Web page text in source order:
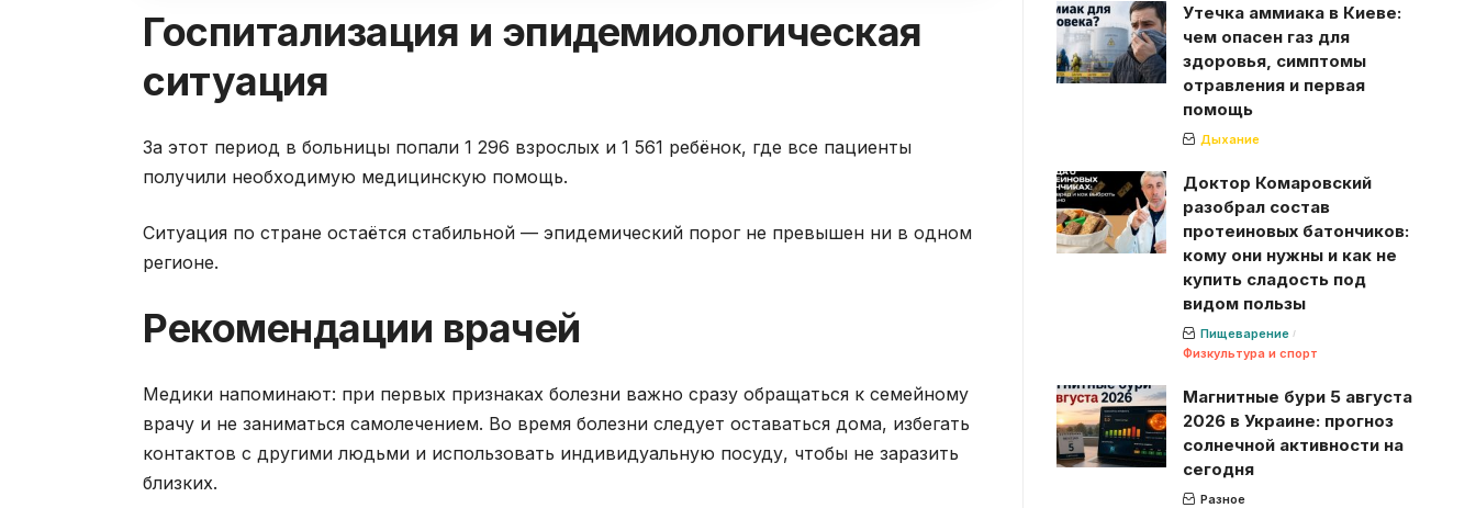
Госпитализация и эпидемиологическая
ситуация
За этот период в больницы попали 1 296 взрослых и 1 561 ребёнок, где все пациенты
получили необходимую медицинскую помощь.
Ситуация по стране остаётся стабильной — эпидемический порог не превышен ни в одном
регионе.
Рекомендации врачей
Медики напоминают: при первых признаках болезни важно сразу обращаться к семейному
врачу и не заниматься самолечением. Во время болезни следует оставаться дома, избегать
контактов с другими людьми и использовать индивидуальную посуду, чтобы не заразить
близких.
Утечка аммиака в Киеве:
чем опасен газ для
здоровья, симптомы
отравления и первая
помощь
Дыхание
Доктор Комаровский
разобрал состав
протеиновых батончиков:
кому они нужны и как не
купить сладость под
видом пользы
Пищеварение
Физкультура и спорт
Магнитные бури 5 августа
2026 в Украине: прогноз
солнечной активности на
сегодня
Разное